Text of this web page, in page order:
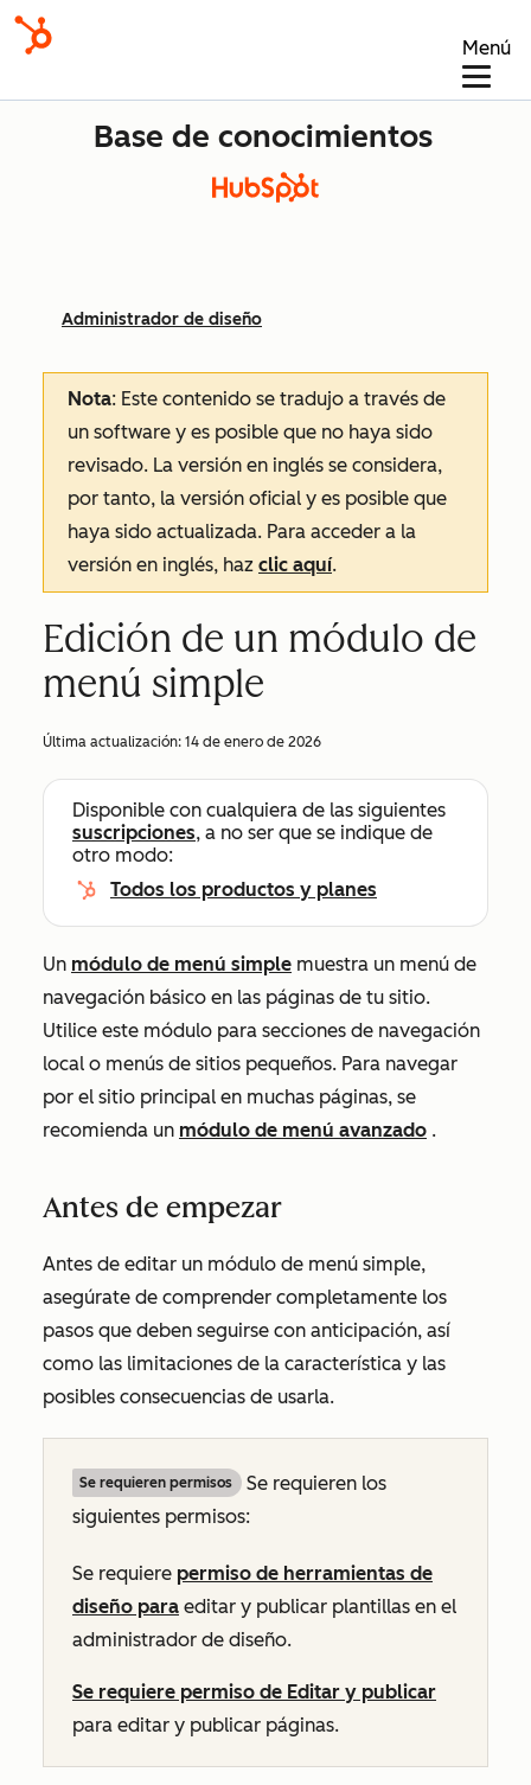
Menú
Base de conocimientos
Administrador de diseño
Nota: Este contenido se tradujo a través de
un software y es posible que no haya sido
revisado. La versión en inglés se considera,
por tanto, la versión oficial y es posible que
haya sido actualizada. Para acceder a la
versión en inglés, haz clic aquí.
Edición de un módulo de
menú simple
Última actualización: 14 de enero de 2026
Disponible con cualquiera de las siguientes
suscripciones, a no ser que se indique de
otro modo:
Todos los productos y planes
Un módulo de menú simple muestra un menú de
navegación básico en las páginas de tu sitio.
Utilice este módulo para secciones de navegación
local o menús de sitios pequeños. Para navegar
por el sitio principal en muchas páginas, se
recomienda un módulo de menú avanzado .
Antes de empezar
Antes de editar un módulo de menú simple,
asegúrate de comprender completamente los
pasos que deben seguirse con anticipación, así
como las limitaciones de la característica y las
posibles consecuencias de usarla.
Se requieren permisos
Se requieren los
siguientes permisos:
Se requiere permiso de herramientas de
diseño para editar y publicar plantillas en el
administrador de diseño.
Se requiere permiso de Editar y publicar
para editar y publicar páginas.